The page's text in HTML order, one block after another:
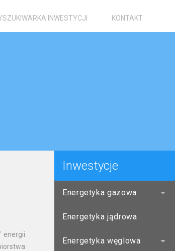
INWESTYCJI KONTAKT
energii
Inwestycje
Energetyka gazowa
Energetyka jądrowa
Energetyka węglowa